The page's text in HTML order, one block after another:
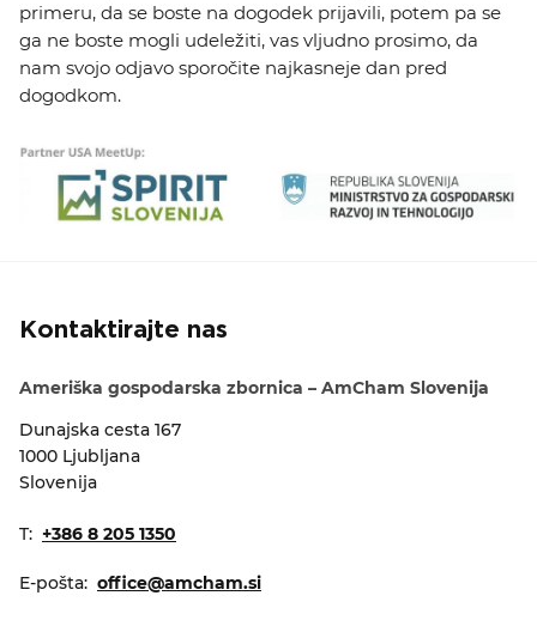
primeru, da se boste na dogodek prijavili, potem pa se
ga ne boste mogli udeležiti, vas vljudno prosimo, da
nam svojo odjavo sporočite najkasneje dan pred
dogodkom.
Kontaktirajte nas
Ameriška gospodarska zbornica – AmCham Slovenija
Dunajska cesta 167
1000 Ljubljana
Slovenija
T: +386 8 205 1350
E-pošta: office@amcham.si